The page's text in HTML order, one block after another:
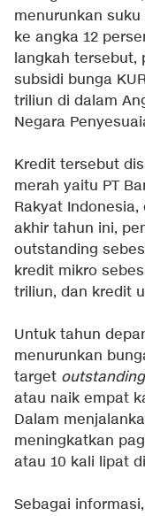
menurunkan suku
ke angka 12
langkah tersebut,
subsidi bunga
triliun di dalam
Negara
Kredit tersebut
merah yaitu PT
Rakyat Indonesia,
akhir tahun ini,
outstanding
kredit mikro
triliun, dan kredit
Untuk tahun
menurunkan
target outstanding
atau naik empat
Dalam
meningkatkan
atau 10 kali lipat
Sebagai